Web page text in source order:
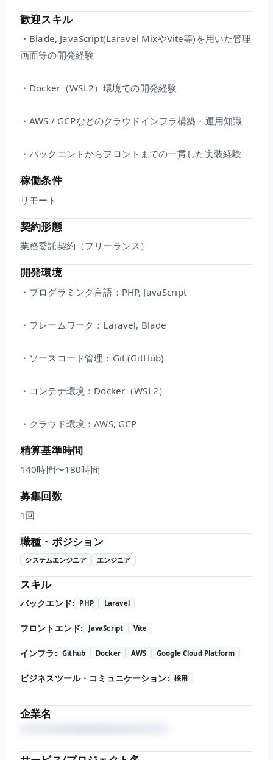
歓迎スキル
・Blade, JavaScript(Laravel MixやVite等)を用いた管理
画面等の開発経験
・Docker（WSL2）環境での開発経験
・AWS / GCPなどのクラウドインフラ構築・運用知識
・バックエンドからフロントまでの一貫した実装経験
稼働条件
リモート
契約形態
業務委託契約（フリーランス）
開発環境
・プログラミング言語：PHP, JavaScript
・フレームワーク：Laravel, Blade
・ソースコード管理：Git (GitHub)
・コンテナ環境：Docker（WSL2）
・クラウド環境：AWS, GCP
精算基準時間
140時間〜180時間
募集回数
1回
職種・ポジション
システムエンジニア エンジニア
スキル
バックエンド: PHP Laravel
フロントエンド: JavaScript Vite
インフラ: Github Docker AWS Google Cloud Platform
ビジネスツール・コミュニケーション: 採用
企業名